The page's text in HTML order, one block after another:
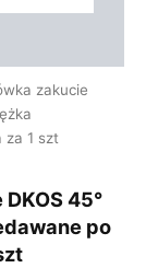
zakucie
za 1 szt
45°
po